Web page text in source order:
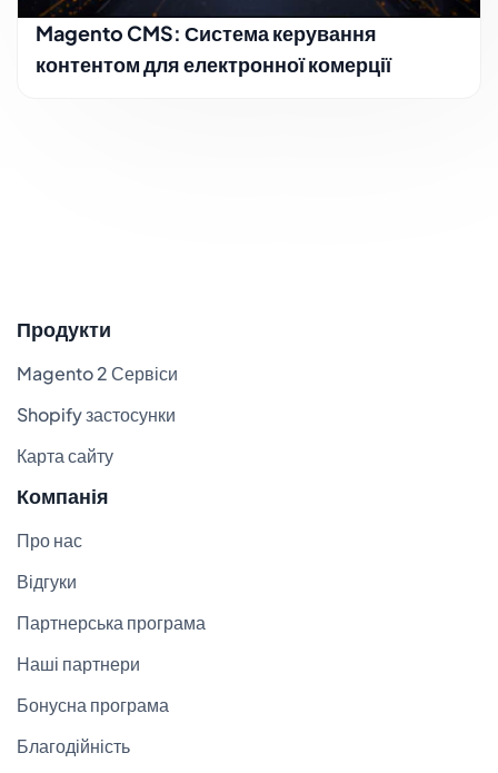
Magento CMS: Система керування
контентом для електронної комерції
Продукти
Magento 2 Сервіси
Shopify застосунки
Карта сайту
Компанія
Про нас
Відгуки
Партнерська програма
Наші партнери
Бонусна програма
Благодійність